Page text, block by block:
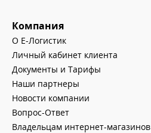
Компания
О Е-Логистик
Личный кабинет клиента
Документы и Тарифы
Наши партнеры
Новости компании
Вопрос-Ответ
Владельцам интернет-магазинов